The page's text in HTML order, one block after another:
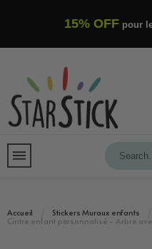
15% OFF pour
Accueil Stickers Muraux enfants
Cintre enfant personnalisé - Arbre